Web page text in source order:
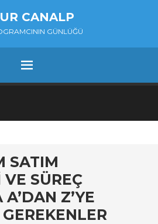
CANALP
GÜNLÜĞÜ
MENU
SATIM
SÜREÇ
Z’YE